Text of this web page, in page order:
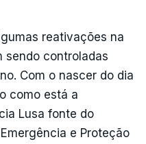
reativações na
sendo controladas
Com o nascer do dia
como está a
Lusa fonte do
e Proteção